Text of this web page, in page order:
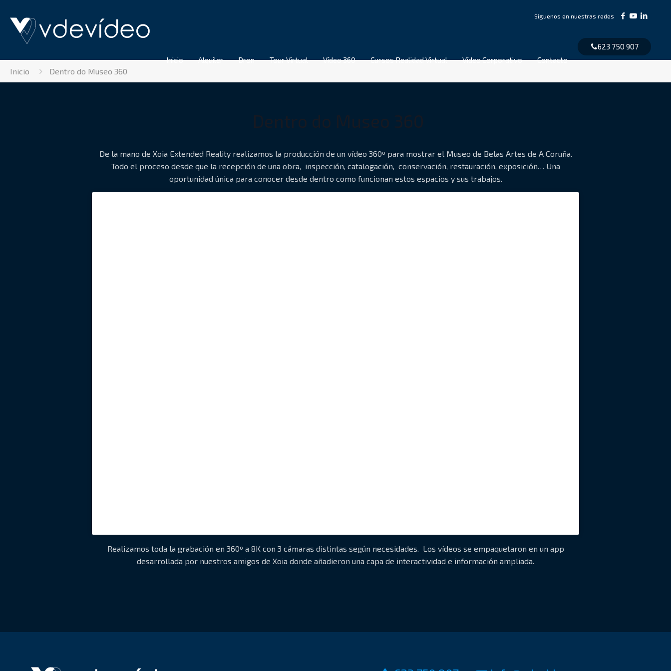
Inicio Alquiler Dron Tour Virtual Vídeo 360 Cursos Realidad Virtual Vídeo Corporativo Contacto
623 750 907
Inicio Dentro do Museo 360
De la mano de Xoia Extended Reality realizamos la producción de un vídeo 360º para mostrar el Museo de Belas Artes de A Coruña.
Todo el proceso desde que la recepción de una obra, inspección, catalogación, conservación, restauración, exposición… Una
oportunidad única para conocer desde dentro como funcionan estos espacios y sus trabajos.
Realizamos toda la grabación en 360º a 8K con 3 cámaras distintas según necesidades. Los vídeos se empaquetaron en un app
desarrollada por nuestros amigos de Xoia donde añadieron una capa de interactividad e información ampliada.